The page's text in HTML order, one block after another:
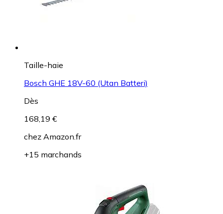
Taille-haie
Bosch GHE 18V-60 (Utan Batteri)
Dès
168,19 €
chez Amazon.fr
+15 marchands